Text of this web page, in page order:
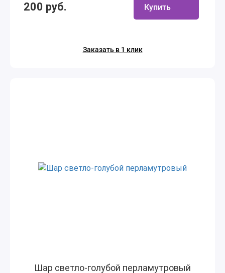
200 руб. Купить
Заказать в 1 клик
Шар светло-голубой перламутровый